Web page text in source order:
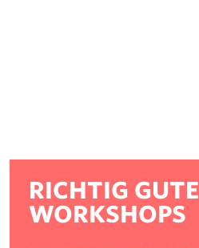
RICHTIG GUTE
WORKSHOPS